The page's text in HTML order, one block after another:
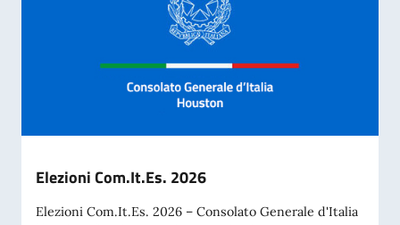
Elezioni Com.It.Es. 2026
Elezioni Com.It.Es. 2026 – Consolato Generale d'Italia